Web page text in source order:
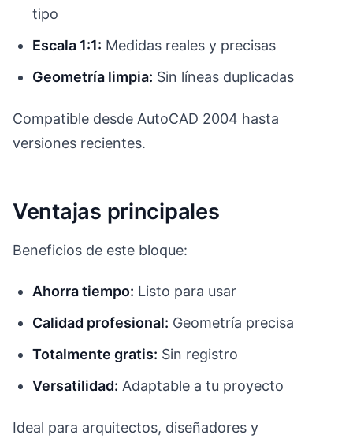
tipo
Escala 1:1: Medidas reales y precisas
Geometría limpia: Sin líneas duplicadas
Compatible desde AutoCAD 2004 hasta
versiones recientes.
Ventajas principales
Beneficios de este bloque:
Ahorra tiempo: Listo para usar
Calidad profesional: Geometría precisa
Totalmente gratis: Sin registro
Versatilidad: Adaptable a tu proyecto
Ideal para arquitectos, diseñadores y